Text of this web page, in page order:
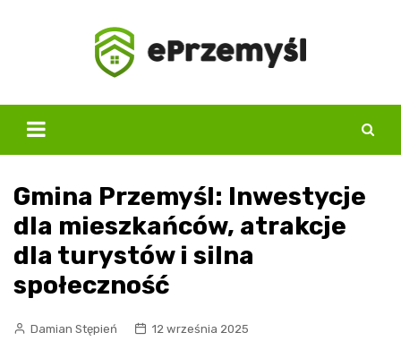
Gmina Przemyśl: Inwestycje
dla mieszkańców, atrakcje
dla turystów i silna
społeczność
Damian Stępień
12 września 2025